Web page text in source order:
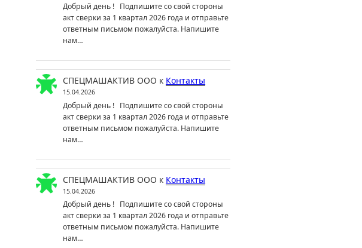
Добрый день ! Подпишите со свой стороны
акт сверки за 1 квартал 2026 года и отправьте
ответным письмом пожалуйста. Напишите
нам…
СПЕЦМАШАКТИВ ООО к Контакты
15.04.2026
Добрый день ! Подпишите со свой стороны
акт сверки за 1 квартал 2026 года и отправьте
ответным письмом пожалуйста. Напишите
нам…
СПЕЦМАШАКТИВ ООО к Контакты
15.04.2026
Добрый день ! Подпишите со свой стороны
акт сверки за 1 квартал 2026 года и отправьте
ответным письмом пожалуйста. Напишите
нам…